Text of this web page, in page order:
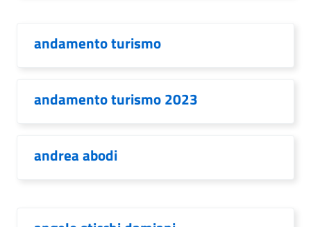
andamento turismo
andamento turismo 2023
andrea abodi